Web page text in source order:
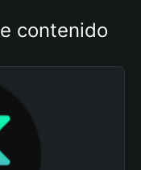
contenido